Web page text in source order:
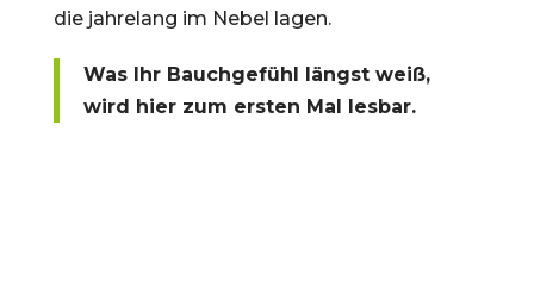
die jahrelang im Nebel lagen.
Was Ihr Bauchgefühl längst weiß,
wird hier zum ersten Mal lesbar.